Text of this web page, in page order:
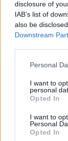
disclosure of
IAB’s list of
also be
Downstream
Personal
I want to
personal
Opted In
I want to
Personal
Opted In
Vaizdai iš
vaiko gyvybių
Žinios |
Savaitės
32 laipsnių